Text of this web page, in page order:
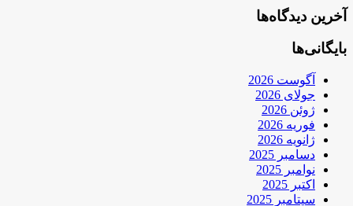
آخرین دیدگاه‌ها
بایگانی‌ها
آگوست 2026
جولای 2026
ژوئن 2026
فوریه 2026
ژانویه 2026
دسامبر 2025
نوامبر 2025
اکتبر 2025
سپتامبر 2025